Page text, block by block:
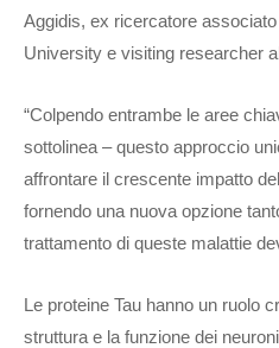
Aggidis, ex ricercatore
University e visiting researcher
“Colpendo entrambe le aree
sottolinea – questo approccio
affrontare il crescente impatto
fornendo una nuova opzione
trattamento di queste malattie
Le proteine Tau hanno un ruolo
struttura e la funzione dei